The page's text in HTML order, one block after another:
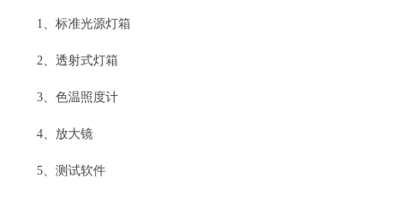
1、标准光源灯箱
2、透射式灯箱
3、色温照度计
4、放大镜
5、测试软件